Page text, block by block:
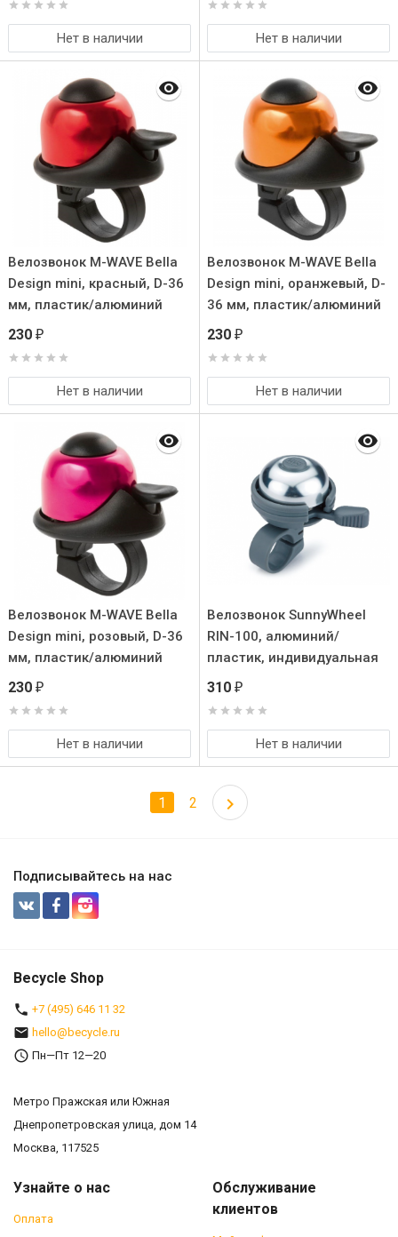
Нет в наличии Нет в наличии
Велозвонок M-WAVE Bella
Design mini, красный, D-36
мм, пластик/алюминий
230 ₽
Нет в наличии
Велозвонок M-WAVE Bella
Design mini, оранжевый, D-
36 мм, пластик/алюминий
230 ₽
Нет в наличии
Велозвонок M-WAVE Bella
Design mini, розовый, D-36
мм, пластик/алюминий
230 ₽
Нет в наличии
Велозвонок SunnyWheel
RIN-100, алюминий/
пластик, индивидуальная
упаковка. Цвет: серый/
310 ₽
Нет в наличии
1 2
Подписывайтесь на нас
Becycle Shop
+7 (495) 646 11 32
hello@becycle.ru
Пн—Пт 12—20
Метро Пражская или Южная
Днепропетровская улица, дом 14
Москва, 117525
Узнайте о нас
Оплата
Обслуживание
клиентов